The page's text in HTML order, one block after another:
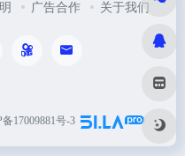
广告合作 关于我们
17009881号-3